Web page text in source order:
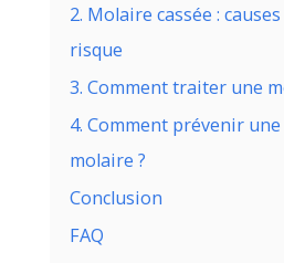
2. Molaire cassée :
risque
3. Comment traiter une
4. Comment prévenir une
molaire ?
Conclusion
FAQ